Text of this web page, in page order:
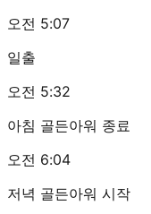
오전 5:07
일출
오전 5:32
아침 골든아워 종료
오전 6:04
저녁 골든아워 시작